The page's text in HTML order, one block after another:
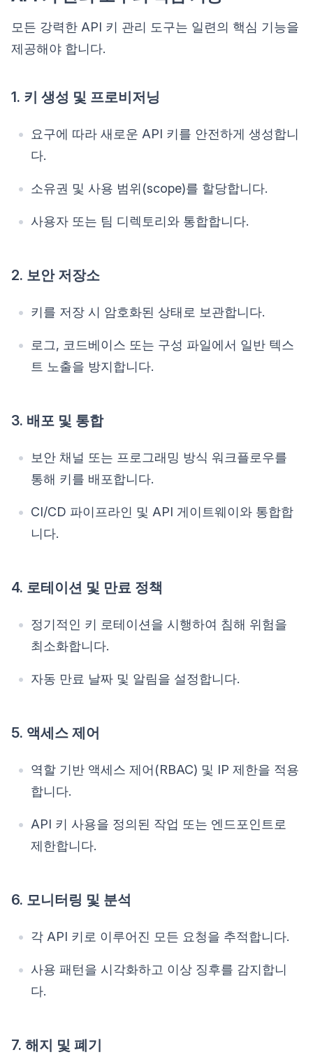
모든 강력한 API 키 관리 도구는 일련의 핵심 기능을
제공해야 합니다.
1. 키 생성 및 프로비저닝
요구에 따라 새로운 API 키를 안전하게 생성합니
다.
소유권 및 사용 범위(scope)를 할당합니다.
사용자 또는 팀 디렉토리와 통합합니다.
2. 보안 저장소
키를 저장 시 암호화된 상태로 보관합니다.
로그, 코드베이스 또는 구성 파일에서 일반 텍스
트 노출을 방지합니다.
3. 배포 및 통합
보안 채널 또는 프로그래밍 방식 워크플로우를
통해 키를 배포합니다.
CI/CD 파이프라인 및 API 게이트웨이와 통합합
니다.
4. 로테이션 및 만료 정책
정기적인 키 로테이션을 시행하여 침해 위험을
최소화합니다.
자동 만료 날짜 및 알림을 설정합니다.
5. 액세스 제어
역할 기반 액세스 제어(RBAC) 및 IP 제한을 적용
합니다.
API 키 사용을 정의된 작업 또는 엔드포인트로
제한합니다.
6. 모니터링 및 분석
각 API 키로 이루어진 모든 요청을 추적합니다.
사용 패턴을 시각화하고 이상 징후를 감지합니
다.
7. 해지 및 폐기